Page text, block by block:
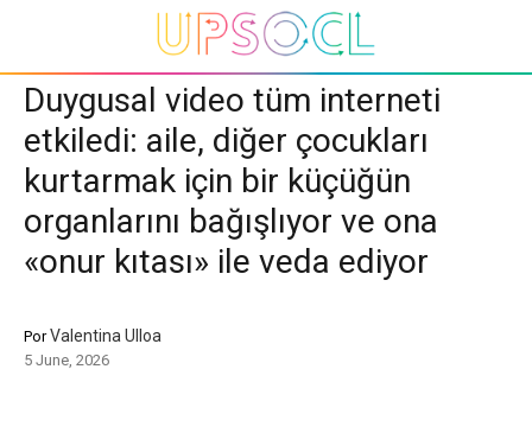
Duygusal video tüm interneti
etkiledi: aile, diğer çocukları
kurtarmak için bir küçüğün
organlarını bağışlıyor ve ona
«onur kıtası» ile veda ediyor
PorValentina Ulloa
5 June, 2026